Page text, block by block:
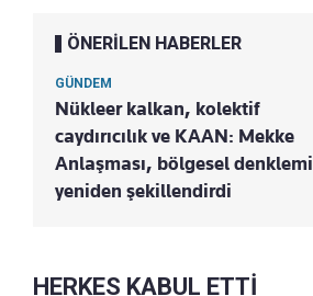
ÖNERİLEN HABERLER
GÜNDEM
Nükleer kalkan, kolektif
caydırıcılık ve KAAN: Mekke
Anlaşması, bölgesel denklemi
yeniden şekillendirdi
HERKES KABUL ETTİ